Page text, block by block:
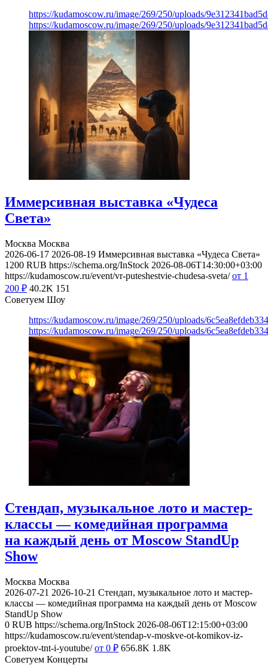
https://kudamoscow.ru/image/269/250/uploads/
https://kudamoscow.ru/image/269/250/uploads/
Иммерсивная выставка «Чудеса
Света»
Москва Москва
2026-06-17 2026-08-19 Иммерсивная выставка «Чудеса Света»
1200 RUB https://schema.org/InStock 2026-08-06T14:30:00+03:00
https://kudamoscow.ru/event/vr-puteshestvie-chudesa-sveta/ от 1
200 ₽ 40.2K 151
Советуем Шоу
https://kudamoscow.ru/image/269/250/uploads/
https://kudamoscow.ru/image/269/250/uploads/
Стендап, музыкальное лото и мастер-
классы — комедийная программа
на каждый день от Moscow StandUp
Show
Москва Москва
2026-07-21 2026-10-21 Стендап, музыкальное лото и мастер-
классы — комедийная программа на каждый день от Moscow
StandUp Show
0 RUB https://schema.org/InStock 2026-08-06T12:15:00+03:00
https://kudamoscow.ru/event/stendap-v-moskve-ot-komikov-iz-
proektov-tnt-i-youtube/ от 0 ₽ 656.8K 1.8K
Советуем Концерты